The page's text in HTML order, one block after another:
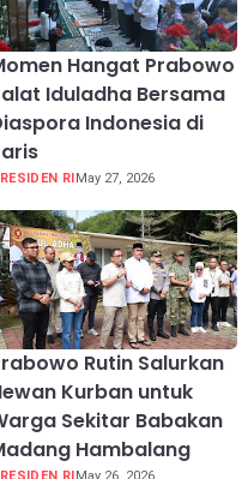
Hangat Prabowo
Iduladha Bersama
Indonesia di
RIMay 27, 2026
Rutin Salurkan
Kurban untuk
Sekitar Babakan
Hambalang
RIMay 26, 2026